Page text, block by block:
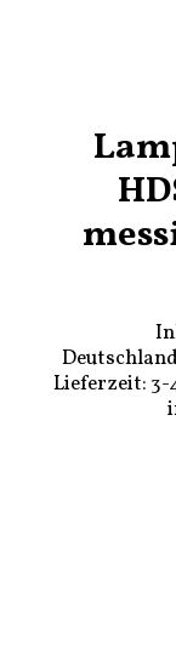
Lieferzeit: 3-